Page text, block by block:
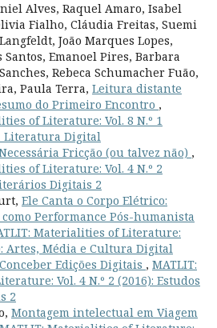
Alves, Raquel Amaro, Isabel
Fialho, Cláudia Freitas, Suemi
João Marques Lopes,
Emanoel Pires, Barbara
Rebeca Schumacher Fuão,
Paula Terra, Leitura distante
do Primeiro Encontro ,
of Literature: Vol. 8 N.º 1
Literatura Digital
Fricção (ou talvez não) ,
of Literature: Vol. 4 N.º 2
Digitais 2
Ele Canta o Corpo Elétrico:
Performance Pós-humanista
Materialities of Literature:
Artes, Média e Cultura Digital
Conceber Edições Digitais , MATLIT:
Vol. 4 N.º 2 (2016): Estudos
2
Montagem intelectual em Viagem